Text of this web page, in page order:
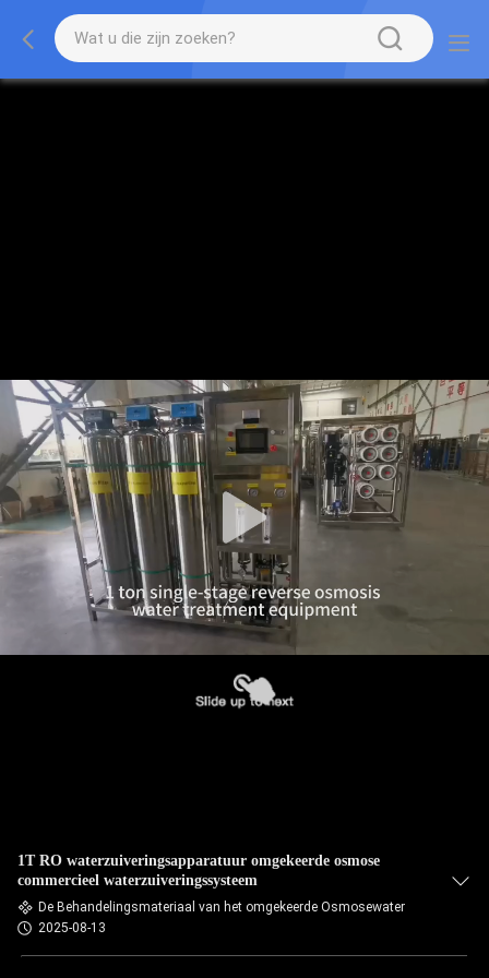
1T RO waterzuiveringsapparatuur omgekeerde osmose
commercieel waterzuiveringssysteem
De Behandelingsmateriaal van het omgekeerde Osmosewater
2025-08-13